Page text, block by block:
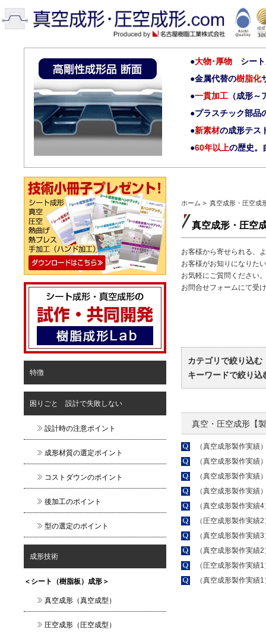
大物･厚物 シート
金属代替の樹脂化
一貫加工 （成形
プラスチック部品
新素材の成形テス
60年以上の歴史。
ホーム > 真空成形・圧空成
真空成形・圧空
お客様から寄せられる、
お客様がお知りになりた
お気軽にご質問ください。
お問合せフォームにて受
カテゴリで絞り込
キーワードで絞り
真空・圧空成形【
（真空成形製作実績
（真空成形製作実績
（真空成形製作実績
（真空成形製作実績
（真空成形製作実績
（圧空成形製作実績
（真空成形製作実
（真空成形製作実績
（圧空成形製作実
（真空成形製作実績
特徴
困りごと 設計で失敗しない
設計時の注意ポイント
成形材質の選定ポイント
コストダウンのポイント
後加工のポイント
型の選定のポイント
成形技術
＜シート（樹脂板）成形＞
真空成形（真空成型）
圧空成形（圧空成型）